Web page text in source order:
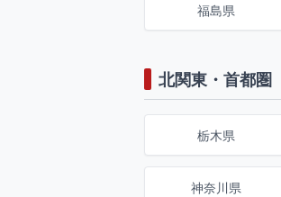
福島県
北関東・首都圏
栃木県
神奈川県